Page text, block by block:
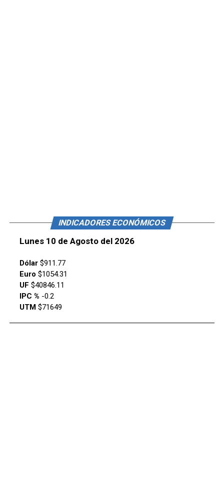
INDICADORES ECONÓMICOS
Lunes 10 de Agosto del 2026
Dólar$911.77
Euro $1054.31
UF $40846.11
IPC % -0.2
UTM$71649